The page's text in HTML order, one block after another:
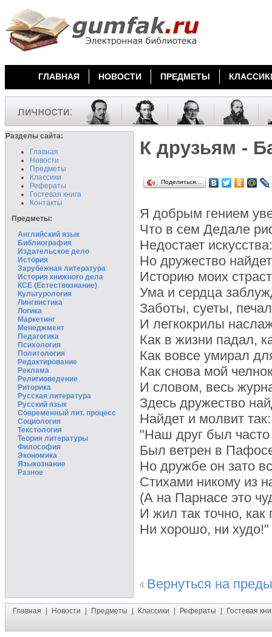
ГЛАВНАЯ НОВОСТИ ПРЕДМЕТЫ
Разделы сайта:
Главная
Новости
Предметы
Классики
Рефераты
Гостевая книга
Контакты
Предметы:
Английский язык
Библиография
Издательское дело
История
Зарубежная литература
История книжного дела
КСЕ (Естествознание)
Культурология
Лингвистика
Логика
Маркетинг
Менеджмент
Педагогика
Психология
Политология
Редактирование
Реклама
Религиоведение
Риторика
Русская литература
Русский язык
Современный лит. процесс
Социология
Текстология
Теория литературы
Философия
Экономика
Языкознание
Разное
К друзьям -
Поделиться…
Я добрым гением
Что в сем Дедале
Недостает искусства:
Но дружество
Историю моих
Ума и сердца
Заботы, суеты,
И легкокрилы
Как в жизни падал,
Как вовсе умирал
Как снова мой
И словом, весь
Здесь дружество
Найдет и молвит так:
"Наш друг был часто
Был ветрен в
Но дружбе он зато
Стихами никому из
(А на Парнасе это
И жил так точно, как
Ни хорошо, ни худо!"
Вернуться на
Главная Новости Предметы Классики Рефераты Гостевая